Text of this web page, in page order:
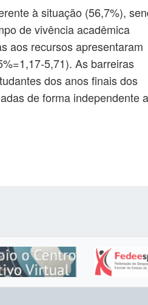
à situação (56,7%),
de vivência acadêmica
aos recursos apresentaram
5,71). As barreiras
dos anos finais dos
de forma independente a